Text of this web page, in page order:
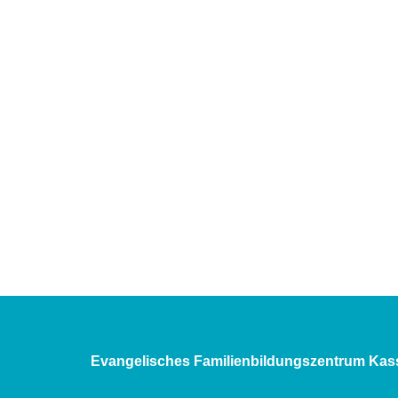
Evangelisches Familienbildungszentrum